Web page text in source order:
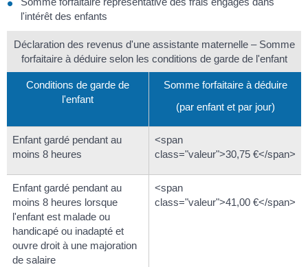
l'intérêt des enfants
Déclaration des revenus d'une assistante maternelle – Somme
forfaitaire à déduire selon les conditions de garde de l'enfant
Conditions de garde de
l'enfant
Somme forfaitaire à déduire
(par enfant et par jour)
Enfant gardé pendant au
moins 8 heures
<span
class="valeur">30,75 €</span>
Enfant gardé pendant au
moins 8 heures lorsque
l'enfant est malade ou
handicapé ou inadapté et
ouvre droit à une majoration
de salaire
<span
class="valeur">41,00 €</span>